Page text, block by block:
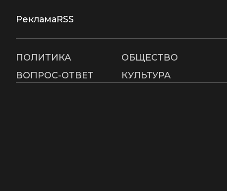
РекламаRSS
ПОЛИТИКА ОБЩЕСТВО
ВОПРОС-ОТВЕТ
КУЛЬТУРА